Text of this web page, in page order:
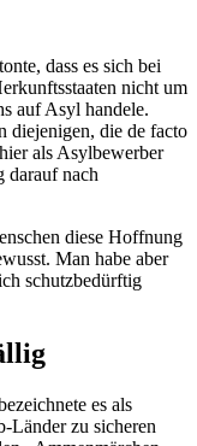
dass es sich bei
nicht um
auf Asyl handele.
diejenigen, die de facto
als Asylbewerber
darauf nach
diese Hoffnung
Man habe aber
schutzbedürftig
es als
Länder zu sicheren